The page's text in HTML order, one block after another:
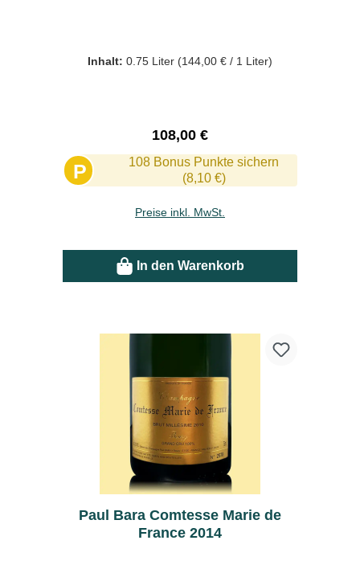
Inhalt: 0.75 Liter (144,00 € / 1 Liter)
Regulärer Preis:
108,00 €
P
108 Bonus Punkte sichern
(8,10 €)
Preise inkl. MwSt.
In den Warenkorb
Paul Bara Comtesse Marie de
France 2014